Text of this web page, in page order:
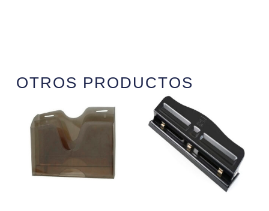
OTROS PRODUCTOS